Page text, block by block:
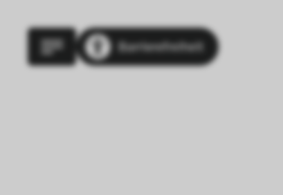
Barrierefreiheit